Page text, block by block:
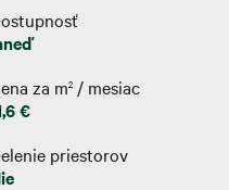
za m2 / mesiac
€
priestorov